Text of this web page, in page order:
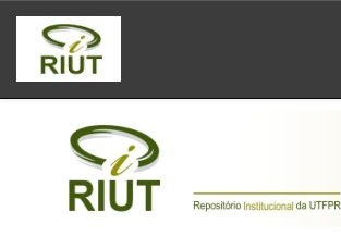
Skip
navigation